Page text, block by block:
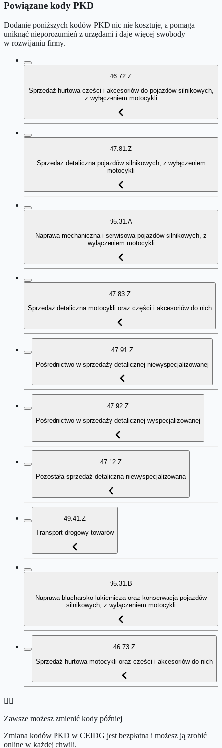
Powiązane kody PKD
Dodanie poniższych kodów PKD nic nie kosztuje, a pomaga
uniknąć nieporozumień z urzędami i daje więcej swobody
w rozwijaniu firmy.
46.72.Z
Sprzedaż hurtowa części i akcesoriów do pojazdów silnikowych,
z wyłączeniem motocykli
47.81.Z
Sprzedaż detaliczna pojazdów silnikowych, z wyłączeniem
motocykli
95.31.A
Naprawa mechaniczna i serwisowa pojazdów silnikowych, z
wyłączeniem motocykli
47.83.Z
Sprzedaż detaliczna motocykli oraz części i akcesoriów do nich
47.91.Z
Pośrednictwo w sprzedaży detalicznej niewyspecjalizowanej
47.92.Z
Pośrednictwo w sprzedaży detalicznej wyspecjalizowanej
47.12.Z
Pozostała sprzedaż detaliczna niewyspecjalizowana
49.41.Z
Transport drogowy towarów
95.31.B
Naprawa blacharsko-lakiernicza oraz konserwacja pojazdów
silnikowych, z wyłączeniem motocykli
46.73.Z
Sprzedaż hurtowa motocykli oraz części i akcesoriów do nich
👉🏻
Zawsze możesz zmienić kody później
Zmiana kodów PKD w CEIDG jest bezpłatna i możesz ją zrobić
online w każdej chwili.